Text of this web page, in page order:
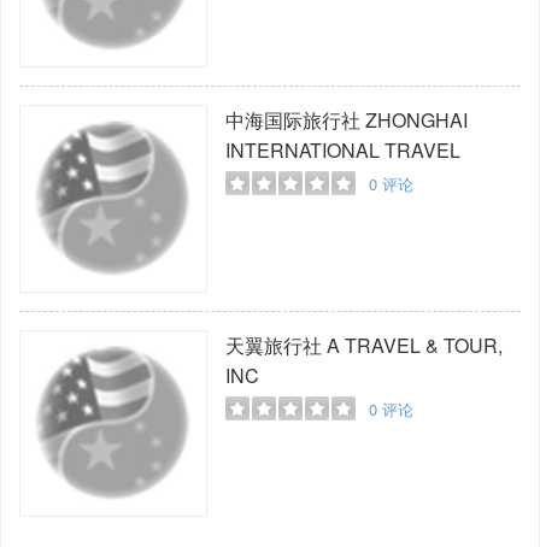
中海国际旅行社 ZHONGHAI
INTERNATIONAL TRAVEL
0评论
天翼旅行社 A TRAVEL & TOUR,
INC
0评论